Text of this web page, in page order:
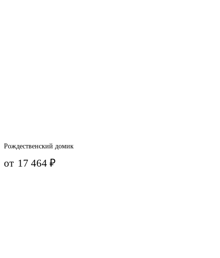
Рождественский домик
от 17 464₽